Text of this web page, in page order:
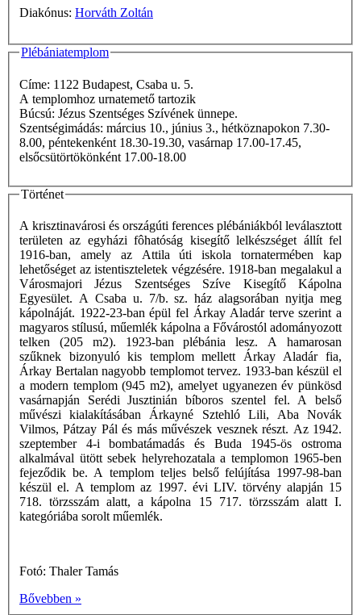
Diakónus: Horváth Zoltán
Plébániatemplom
Címe: 1122 Budapest, Csaba u. 5.
A templomhoz urnatemető tartozik
Búcsú: Jézus Szentséges Szívének ünnepe.
Szentségimádás: március 10., június 3., hétköznapokon 7.30-
8.00, péntekenként 18.30-19.30, vasárnap 17.00-17.45,
elsőcsütörtökönként 17.00-18.00
Történet
A krisztinavárosi és országúti ferences plébániákból leválasztott
területen az egyházi fôhatóság kisegítő lelkészséget állít fel
1916-ban, amely az Attila úti iskola tornatermében kap
lehetőséget az istentiszteletek végzésére. 1918-ban megalakul a
Városmajori Jézus Szentséges Szíve Kisegítő Kápolna
Egyesület. A Csaba u. 7/b. sz. ház alagsorában nyitja meg
kápolnáját. 1922-23-ban épül fel Árkay Aladár terve szerint a
magyaros stílusú, műemlék kápolna a Fővárostól adományozott
telken (205 m2). 1923-ban plébánia lesz. A hamarosan
szűknek bizonyuló kis templom mellett Árkay Aladár fia,
Árkay Bertalan nagyobb templomot tervez. 1933-ban készül el
a modern templom (945 m2), amelyet ugyanezen év pünkösd
vasárnapján Serédi Jusztinián bíboros szentel fel. A belső
művészi kialakításában Árkayné Sztehló Lili, Aba Novák
Vilmos, Pátzay Pál és más művészek vesznek részt. Az 1942.
szeptember 4-i bombatámadás és Buda 1945-ös ostroma
alkalmával ütött sebek helyrehozatala a templomon 1965-ben
fejeződik be. A templom teljes belső felújítása 1997-98-ban
készül el. A templom az 1997. évi LIV. törvény alapján 15
718. törzsszám alatt, a kápolna 15 717. törzsszám alatt I.
kategóriába sorolt műemlék.
Fotó: Thaler Tamás
Bővebben »